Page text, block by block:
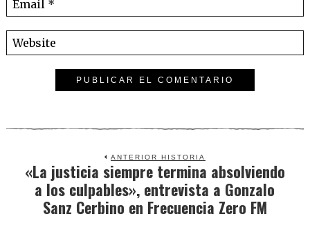
ANTERIOR HISTORIA
Previous
post:
«La justicia siempre termina absolviendo
a los culpables», entrevista a Gonzalo
Sanz Cerbino en Frecuencia Zero FM